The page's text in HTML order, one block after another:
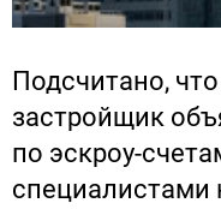
Подсчитано,
застройщик
по эскроу-
специалистами